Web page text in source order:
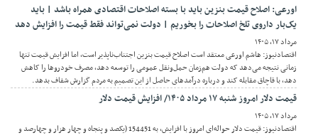
اورعی: اصلاح قیمت بنزین باید با بسته اصلاحات اقتصادی همراه باشد | باید
یک‌بار داروی تلخ اصلاحات را بخوریم | دولت نمی‌تواند فقط قیمت را افزایش دهد
مرداد ۱۷, ۱۴۰۵
اقتصادنیوز: هاشم اورعی معتقد است اصلاح قیمت بنزین اجتناب‌ناپذیر است، اما افزایش قیمت تنها
زمانی نتیجه می‌دهد که دولت هم‌زمان حمل‌ونقل عمومی را توسعه دهد، مصرف خودروها را کاهش
دهد، با قاچاق مقابله کند و درباره درآمدهای حاصل از این تصمیم به مردم گزارش شفاف بدهد.
قیمت دلار امروز شنبه ۱۷ مرداد ۱۴۰۵/ افزایش قیمت دلار
مرداد ۱۷, ۱۴۰۵
اقتصادنیوز: قیمت دلار حواله‌ای امروز با افزایش، به 154451 (یکصد و پنجاه و چهار هزار و چهارصد و